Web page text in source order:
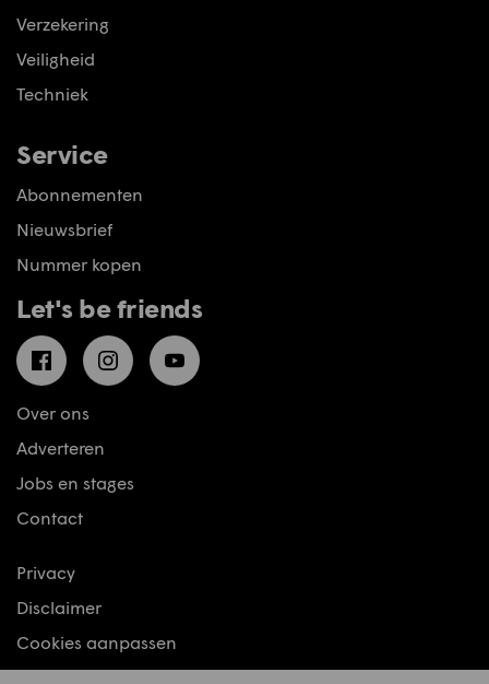
Verzekering
Veiligheid
Techniek
Service
Abonnementen
Nieuwsbrief
Nummer kopen
Let's be friends
FacebookInstagramYouTube
Over ons
Adverteren
Jobs en stages
Contact
Privacy
Disclaimer
Cookies aanpassen